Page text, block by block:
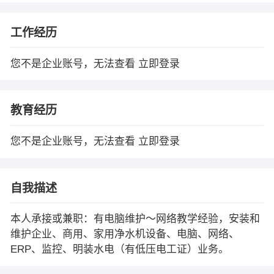
工作经历
您不是企业账号，无法查看 立即登录
教育经历
您不是企业账号，无法查看 立即登录
自我描述
本人承接或兼职：有电脑维护～网络教学经验，安装和
维护企业、商用、家用净水机设备、电脑、网络、
ERP、监控、明装水电（有低压电工证）业务。